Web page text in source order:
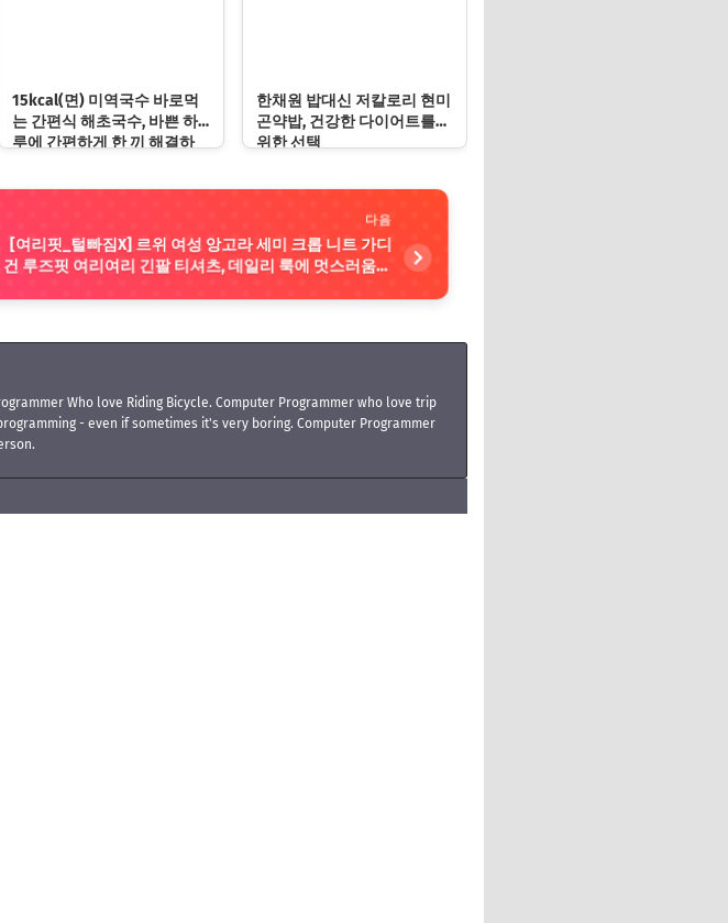
15kcal(면) 미역국수 바로먹
는 간편식 해초국수, 바쁜 하
루에 간편하게 한 끼 해결하
한채원 밥대신 저칼로리 현미
곤약밥, 건강한 다이어트를
위한 선택
다음
[여리핏_털빠짐X] 르위 여성 앙고라 세미 크롭 니트 가디
건 루즈핏 여리여리 긴팔 티셔츠, 데일리 룩에 멋스러움을
Who love Riding Bicycle. Computer Programmer who love trip
- even if sometimes it's very boring. Computer Programmer